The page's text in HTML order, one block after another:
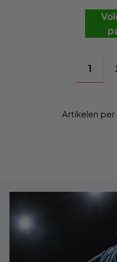
1
Artikelen